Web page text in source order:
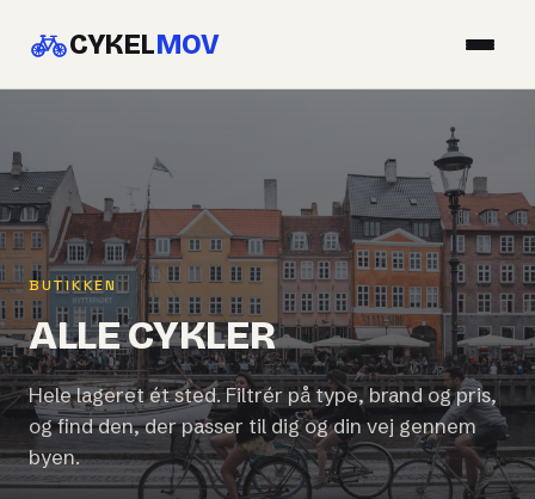
CYKELMOV
BUTIKKEN
ALLE CYKLER
Hele lageret ét sted. Filtrér på type, brand og pris,
og find den, der passer til dig og din vej gennem
byen.